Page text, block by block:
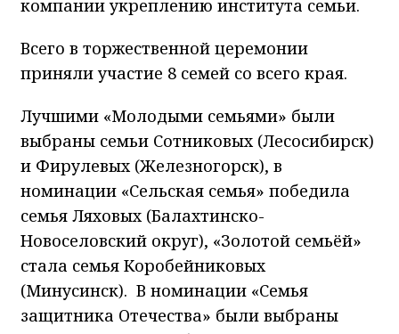
компании укреплению института семьи.
Всего в торжественной церемонии
приняли участие 8 семей со всего края.
Лучшими «Молодыми семьями» были
выбраны семьи Сотниковых (Лесосибирск)
и Фирулевых (Железногорск), в
номинации «Сельская семья» победила
семья Ляховых (Балахтинско-
Новоселовский округ), «Золотой семьёй»
стала семья Коробейниковых
(Минусинск). В номинации «Семья
защитника Отечества» были выбраны